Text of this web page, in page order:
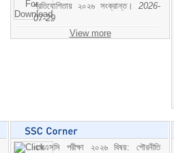
প্রতিযোগিতায় ২০২৬ সংক্রান্ত। 2026-
07-29
View more
এসএসসি পরীক্ষা ২০২৬ বিষয়: পৌরনীতি